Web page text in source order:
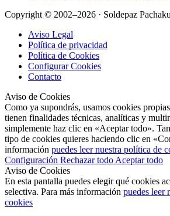
Copyright © 2002–2026 · Soldepaz
Aviso Legal
Política de privacidad
Política de Cookies
Configurar Cookies
Contacto
Aviso de Cookies
Como ya supondrás, usamos cookies
tienen finalidades técnicas, analíticas y
simplemente haz clic en «Aceptar todo».
tipo de cookies quieres haciendo clic en
información puedes leer nuestra política de
Configuración Rechazar todo Aceptar todo
Aviso de Cookies
En esta pantalla puedes elegir qué cookies
selectiva. Para más información puedes leer
cookies